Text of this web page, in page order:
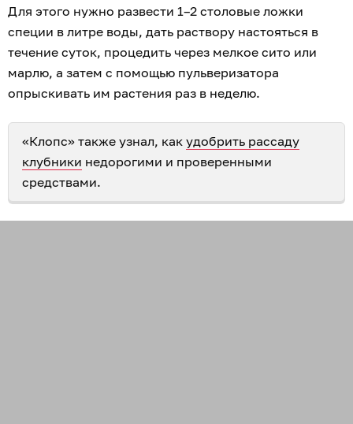
Для этого нужно развести 1–2 столовые ложки
специи в литре воды, дать раствору настояться в
течение суток, процедить через мелкое сито или
марлю, а затем с помощью пульверизатора
опрыскивать им растения раз в неделю.
«Клопс» также узнал, как удобрить рассаду
клубники недорогими и проверенными
средствами.